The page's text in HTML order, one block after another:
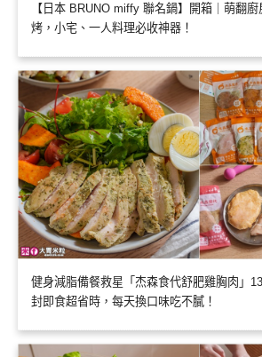
【日本 BRUNO miffy 聯名鍋】開箱｜萌翻
烤，小宅、一人料理必收神器！
健身減脂備餐救星「杰森食代舒肥雞胸肉」
封即食超省時，每天換口味吃不膩！